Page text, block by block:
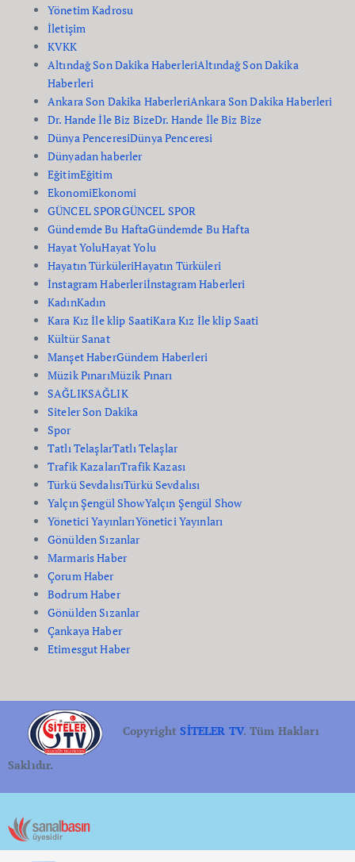
Yönetim Kadrosu
İletişim
KVKK
Altındağ Son Dakika HaberleriAltındağ Son Dakika
Haberleri
Ankara Son Dakika HaberleriAnkara Son Dakika Haberleri
Dr. Hande İle Biz BizeDr. Hande İle Biz Bize
Dünya PenceresiDünya Penceresi
Dünyadan haberler
EğitimEğitim
EkonomiEkonomi
GÜNCEL SPORGÜNCEL SPOR
Gündemde Bu HaftaGündemde Bu Hafta
Hayat YoluHayat Yolu
Hayatın TürküleriHayatın Türküleri
İnstagram Haberleriİnstagram Haberleri
KadınKadın
Kara Kız İle klip SaatiKara Kız İle klip Saati
Kültür Sanat
Manşet HaberGündem Haberleri
Müzik PınarıMüzik Pınarı
SAĞLIKSAĞLIK
Siteler Son Dakika
Spor
Tatlı TelaşlarTatlı Telaşlar
Trafik KazalarıTrafik Kazası
Türkü SevdalısıTürkü Sevdalısı
Yalçın Şengül ShowYalçın Şengül Show
Yönetici YayınlarıYönetici Yayınları
Gönülden Sızanlar
Marmaris Haber
Çorum Haber
Bodrum Haber
Gönülden Sızanlar
Çankaya Haber
Etimesgut Haber
CopyrightSİTELER TV. Tüm Hakları
Saklıdır.